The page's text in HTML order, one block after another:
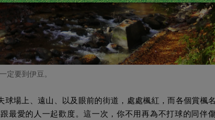
定要到伊豆。
場上、遠山、以及眼前的街道，處處楓紅，而各個賞楓
最愛的人一起歡度。這一次，你不用再為不打球的同伴